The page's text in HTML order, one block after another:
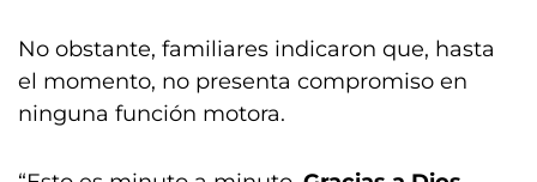
No obstante, familiares indicaron que, hasta
el momento, no presenta compromiso en
ninguna función motora.